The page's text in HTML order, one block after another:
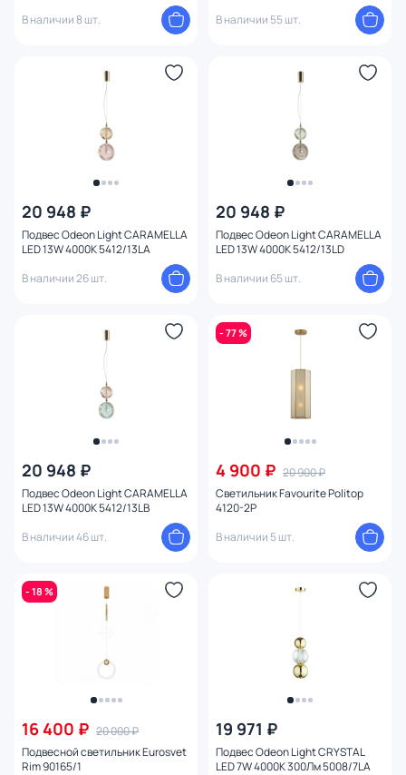
В наличии 8 шт. В наличии 55 шт.
20 948 ₽
Подвес Odeon Light CARAMELLA
LED 13W 4000K 5412/13LA
В наличии 26 шт.
20 948 ₽
Подвес Odeon Light CARAMELLA
LED 13W 4000K 5412/13LD
В наличии 65 шт.
20 948 ₽
Подвес Odeon Light CARAMELLA
LED 13W 4000K 5412/13LB
В наличии 46 шт.
- 77 %
4 900 ₽ 20 900 ₽
Светильник Favourite Politop
4120-2P
В наличии 5 шт.
- 18 %
16 400 ₽ 20 000 ₽
Подвесной светильник Eurosvet
Rim 90165/1
19 971 ₽
Подвес Odeon Light CRYSTAL
LED 7W 4000K 300Лм 5008/7LA